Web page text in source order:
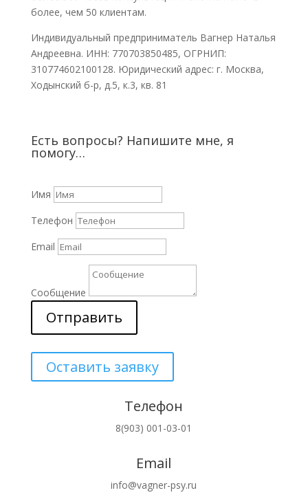
более, чем 50 клиентам.
Индивидуальный предприниматель Вагнер Наталья
Андреевна. ИНН: 770703850485, ОГРНИП:
310774602100128. Юридический адрес: г. Москва,
Ходынский б-р, д.5, к.3, кв. 81
Есть вопросы? Напишите мне, я
помогу…
Имя
Телефон
Email
Сообщение
Отправить
Оставить заявку
Телефон
8(903) 001-03-01
Email
info@vagner-psy.ru